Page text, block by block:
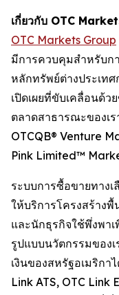
เกี่ยวกับ OTC
OTC Markets Group
มีการควบคุมสำหรับก
หลักทรัพย์ต่างประเทศ
เปิดเผยที่ขับเคลื่อนด้ว
ตลาดสาธารณะของเ
OTCQB® Venture
Pink Limited™
ระบบการซื้อขายทางเ
ให้บริการโครงสร้าง
และนักธุรกิจใช้พึ่งพา
รูปแบบนวัตกรรมของ
เงินของสหรัฐอเมริก
Link ATS, OTC Link